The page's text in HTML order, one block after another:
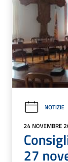
NOTIZIE
24 NOVEMBRE
27